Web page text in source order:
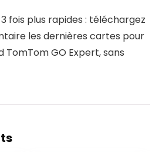
fois plus rapides : téléchargez
les dernières cartes pour
TomTom GO Expert, sans